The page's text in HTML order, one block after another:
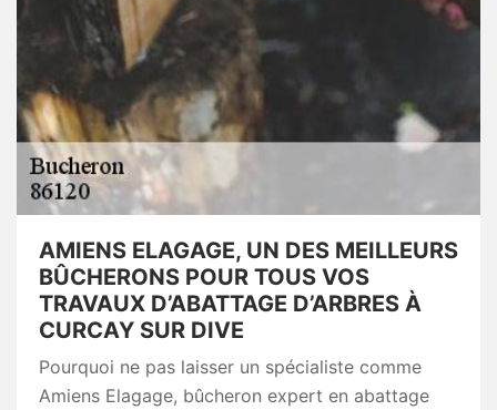
AMIENS ELAGAGE, UN DES MEILLEURS
BÛCHERONS POUR TOUS VOS
TRAVAUX D’ABATTAGE D’ARBRES À
CURCAY SUR DIVE
Pourquoi ne pas laisser un spécialiste comme
Amiens Elagage, bûcheron expert en abattage